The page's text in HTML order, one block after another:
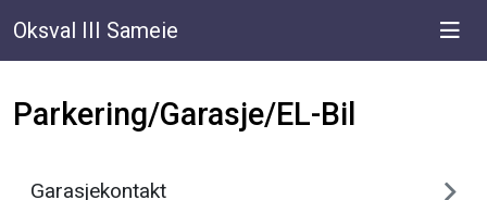
Oksval III Sameie
Parkering/Garasje/EL-Bil
Garasjekontakt